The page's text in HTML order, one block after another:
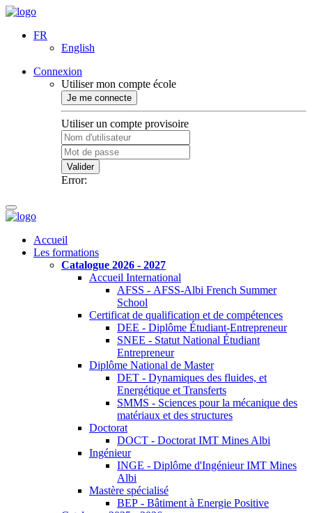
FR
English
Connexion
Utiliser mon compte école
Je me connecte
Utiliser un compte provisoire
Valider
Error:
Accueil
Les formations
Catalogue 2026 - 2027
Accueil International
AFSS - AFSS-Albi French Summer
School
Certificat de qualification et de compétences
DEE - Diplôme Étudiant-Entrepreneur
SNEE - Statut National Étudiant
Entrepreneur
Diplôme National de Master
DET - Dynamiques des fluides, et
Energétique et Transferts
SMMS - Sciences pour la mécanique des
matériaux et des structures
Doctorat
DOCT - Doctorat IMT Mines Albi
Ingénieur
INGE - Diplôme d'Ingénieur IMT Mines
Albi
Mastère spécialisé
BEP - Bâtiment à Energie Positive